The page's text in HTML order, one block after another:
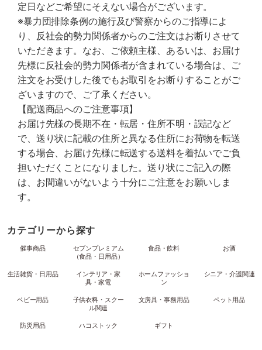
定日などご希望にそえない場合がございます。
※暴力団排除条例の施行及び警察からのご指導によ
り、反社会的勢力関係者からのご注文はお断りさせて
いただきます。なお、ご依頼主様、あるいは、お届け
先様に反社会的勢力関係者が含まれている場合は、ご
注文をお受けした後でもお取引をお断りすることがご
ざいますので、ご了承ください。
【配送商品へのご注意事項】
お届け先様の長期不在・転居・住所不明・誤記など
で、送り状に記載の住所と異なる住所にお荷物を転送
する場合、お届け先様に転送する送料を着払いでご負
担いただくことになりました。送り状にご記入の際
は、お間違いがないよう十分にご注意をお願いしま
す。
カテゴリーから探す
催事商品
セブンプレミアム
（食品・日用品）
食品・飲料 お酒
生活雑貨・日用品
インテリア・家
具・家電
ホームファッショ
ン
シニア・介護関連
ベビー用品
子供衣料・スクー
ル関連
文房具・事務用品 ペット用品
防災用品 ハコストック ギフト